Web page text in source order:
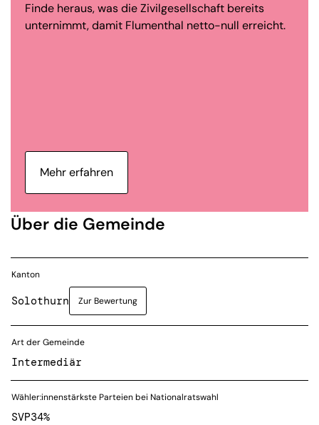
Finde heraus, was die Zivilgesellschaft bereits
unternimmt, damit Flumenthal netto-null erreicht.
Mehr erfahren
Über die Gemeinde
Kanton
Solothurn Zur Bewertung
Art der Gemeinde
Intermediär
Wähler:innenstärkste Parteien bei Nationalratswahl
SVP34%